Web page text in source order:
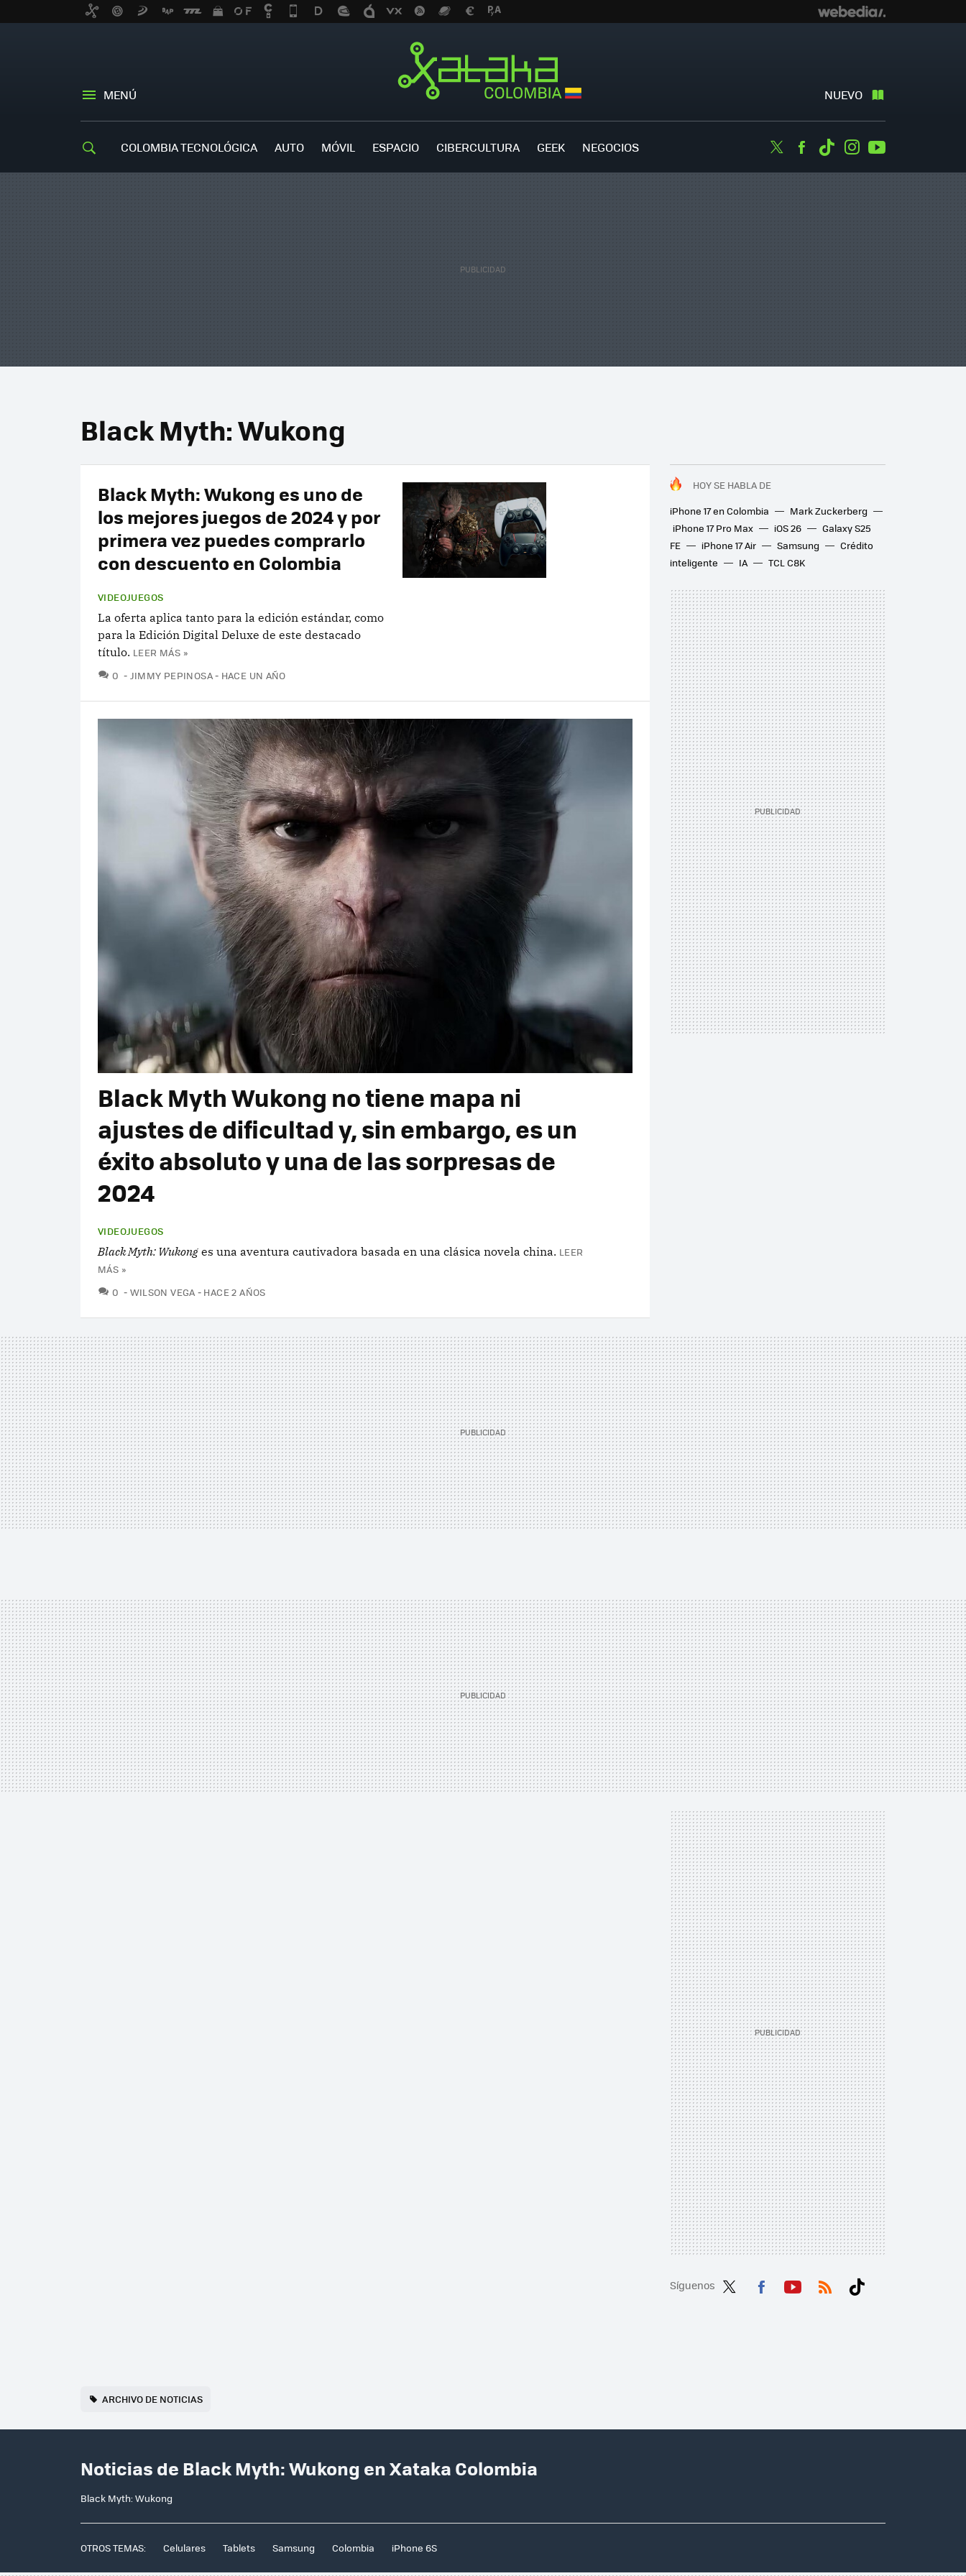
MENÚ NUEVO
COLOMBIA TECNOLÓGICA AUTO MÓVIL ESPACIO CIBERCULTURA GEEK NEGOCIOS TwitterFacebook
TiktokInstagram
Black Myth: Wukong
HOY SE HABLA DE
iPhone 17 en Colombia
Mark Zuckerberg
iPhone 17 Pro Max
iOS 26
Galaxy S25
FE
iPhone 17 Air Samsung
Crédito
inteligente
IA TCL C8K
Black Myth: Wukong es uno de
los mejores juegos de 2024 y por
primera vez puedes comprarlo
con descuento en Colombia
VIDEOJUEGOS
La oferta aplica tanto para la edición estándar, como
para la Edición Digital Deluxe de este destacado
título. LEER MÁS »
0 COMENTARIOS
JIMMY PEPINOSA HACE UN AÑO
Black Myth Wukong no tiene mapa ni
ajustes de dificultad y, sin embargo, es un
éxito absoluto y una de las sorpresas de
2024
VIDEOJUEGOS
Black Myth: Wukong es una aventura cautivadora basada en una clásica novela china. LEER
MÁS »
0 COMENTARIOS
WILSON VEGA HACE 2 AÑOS
Síguenos
ARCHIVO DE NOTICIAS
Noticias de Black Myth: Wukong en Xataka Colombia
Black Myth: Wukong
OTROS TEMAS: Celulares Tablets Samsung Colombia iPhone 6S